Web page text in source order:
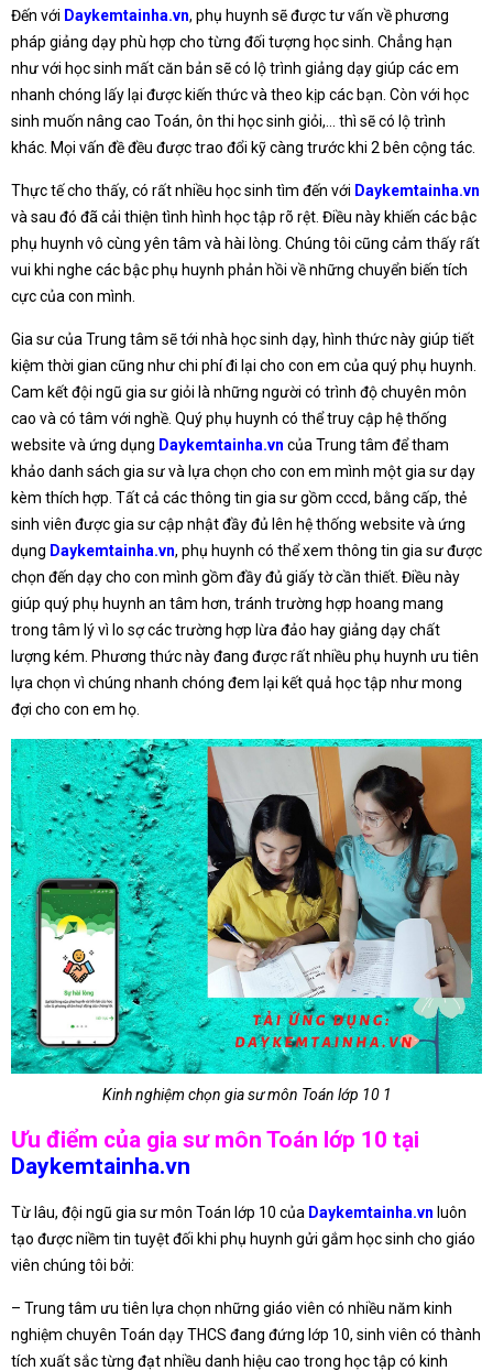
Đến với Daykemtainha.vn, phụ huynh sẽ được tư vấn về phương
pháp giảng dạy phù hợp cho từng đối tượng học sinh. Chẳng hạn
như với học sinh mất căn bản sẽ có lộ trình giảng dạy giúp các em
nhanh chóng lấy lại được kiến thức và theo kịp các bạn. Còn với học
sinh muốn nâng cao Toán, ôn thi học sinh giỏi,… thì sẽ có lộ trình
khác. Mọi vấn đề đều được trao đổi kỹ càng trước khi 2 bên cộng tác.
Thực tế cho thấy, có rất nhiều học sinh tìm đến với Daykemtainha.vn
và sau đó đã cải thiện tình hình học tập rõ rệt. Điều này khiến các bậc
phụ huynh vô cùng yên tâm và hài lòng. Chúng tôi cũng cảm thấy rất
vui khi nghe các bậc phụ huynh phản hồi về những chuyển biến tích
cực của con mình.
Gia sư của Trung tâm sẽ tới nhà học sinh dạy, hình thức này giúp tiết
kiệm thời gian cũng như chi phí đi lại cho con em của quý phụ huynh.
Cam kết đội ngũ gia sư giỏi là những người có trình độ chuyên môn
cao và có tâm với nghề. Quý phụ huynh có thể truy cập hệ thống
website và ứng dụng Daykemtainha.vn của Trung tâm để tham
khảo danh sách gia sư và lựa chọn cho con em mình một gia sư dạy
kèm thích hợp. Tất cả các thông tin gia sư gồm cccd, bằng cấp, thẻ
sinh viên được gia sư cập nhật đầy đủ lên hệ thống website và ứng
dụng Daykemtainha.vn, phụ huynh có thể xem thông tin gia sư được
chọn đến dạy cho con mình gồm đầy đủ giấy tờ cần thiết. Điều này
giúp quý phụ huynh an tâm hơn, tránh trường hợp hoang mang
trong tâm lý vì lo sợ các trường hợp lừa đảo hay giảng dạy chất
lượng kém. Phương thức này đang được rất nhiều phụ huynh ưu tiên
lựa chọn vì chúng nhanh chóng đem lại kết quả học tập như mong
đợi cho con em họ.
Kinh nghiệm chọn gia sư môn Toán lớp 10 1
Ưu điểm của gia sư môn Toán lớp 10 tại
Daykemtainha.vn
Từ lâu, đội ngũ gia sư môn Toán lớp 10 của Daykemtainha.vn luôn
tạo được niềm tin tuyệt đối khi phụ huynh gửi gắm học sinh cho giáo
viên chúng tôi bởi:
– Trung tâm ưu tiên lựa chọn những giáo viên có nhiều năm kinh
nghiệm chuyên Toán dạy THCS đang đứng lớp 10, sinh viên có thành
tích xuất sắc từng đạt nhiều danh hiệu cao trong học tập có kinh